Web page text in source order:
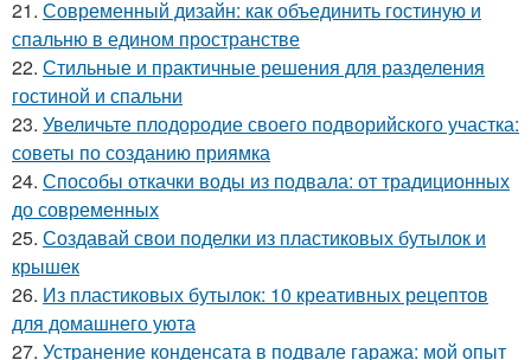
21. Современный дизайн: как объединить гостиную и
спальню в едином пространстве
22. Стильные и практичные решения для разделения
гостиной и спальни
23. Увеличьте плодородие своего подворийского участка:
советы по созданию приямка
24. Способы откачки воды из подвала: от традиционных
до современных
25. Создавай свои поделки из пластиковых бутылок и
крышек
26. Из пластиковых бутылок: 10 креативных рецептов
для домашнего уюта
27. Устранение конденсата в подвале гаража: мой опыт